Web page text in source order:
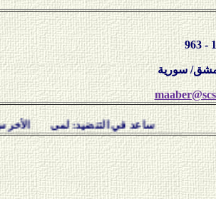
ساعد في التنضيد: لمى الأخرس، لوسي